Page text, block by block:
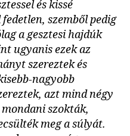
és kissé
szemből pedig
a gesztesi hajdúk
ugyanis ezek az
szereztek és
nagyobb
azt mind négy
szokták,
meg a súlyát.